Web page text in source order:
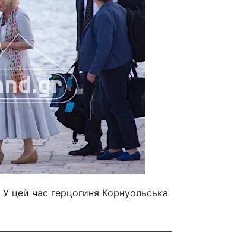
цей час герцогиня Корнуольська